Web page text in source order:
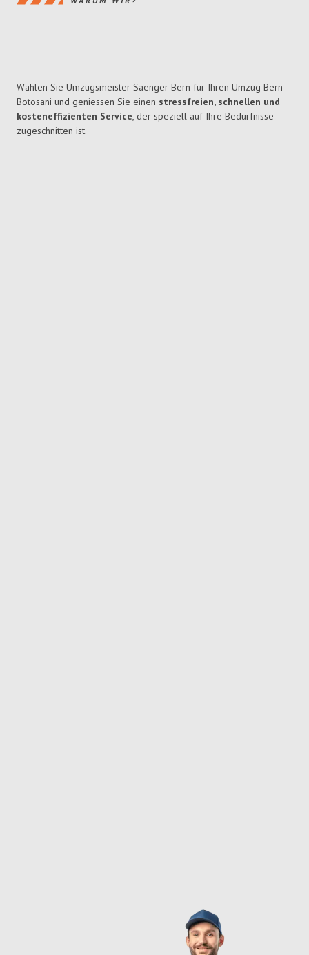
Wählen Sie Umzugsmeister Saenger Bern für Ihren Umzug Bern
Botosani und geniessen Sie einen stressfreien, schnellen und
kosteneffizienten Service, der speziell auf Ihre Bedürfnisse
zugeschnitten ist.